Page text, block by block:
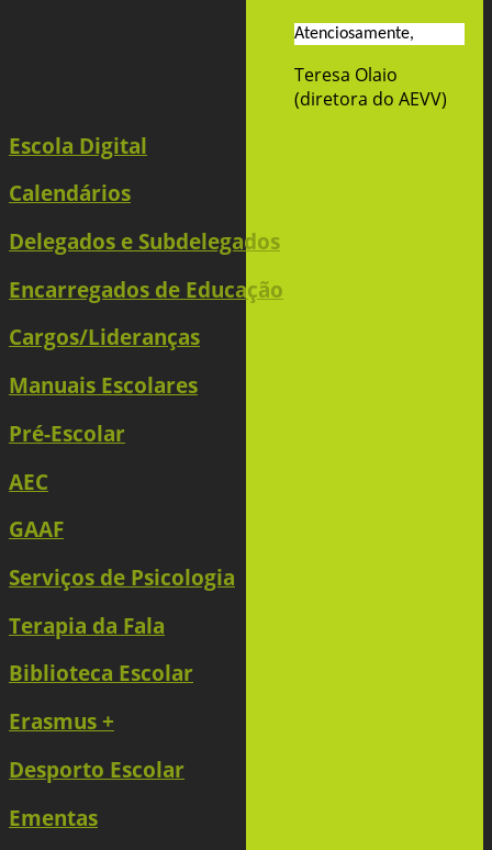
Atenciosamente,
Teresa Olaio
(diretora do AEVV)
Escola Digital
Calendários
Delegados e Subdelegados
Encarregados de Educação
Cargos/Lideranças
Manuais Escolares
Pré-Escolar
AEC
GAAF
Serviços de Psicologia
Terapia da Fala
Biblioteca Escolar
Erasmus +
Desporto Escolar
Ementas